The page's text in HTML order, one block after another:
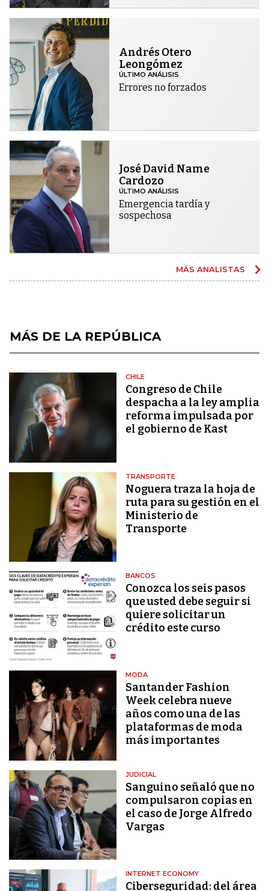
Andrés Otero
Leongómez
ÚLTIMO ANÁLISIS
Errores no forzados
José David Name
Cardozo
ÚLTIMO ANÁLISIS
Emergencia tardía y
sospechosa
MÁS ANALISTAS
MÁS DE LA REPÚBLICA
CHILE
Congreso de Chile
despacha a la ley amplia
reforma impulsada por
el gobierno de Kast
TRANSPORTE
Noguera traza la hoja de
ruta para su gestión en el
Ministerio de
Transporte
BANCOS
Conozca los seis pasos
que usted debe seguir si
quiere solicitar un
crédito este curso
MODA
Santander Fashion
Week celebra nueve
años como una de las
plataformas de moda
más importantes
JUDICIAL
Sanguino señaló que no
compulsaron copias en
el caso de Jorge Alfredo
Vargas
INTERNET ECONOMY
Ciberseguridad: del área